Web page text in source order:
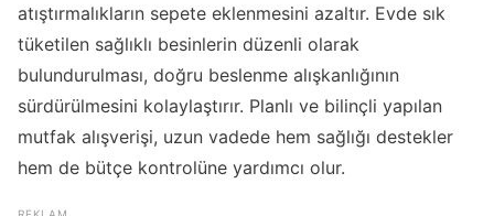
atıştırmalıkların sepete eklenmesini azaltır. Evde sık
tüketilen sağlıklı besinlerin düzenli olarak
bulundurulması, doğru beslenme alışkanlığının
sürdürülmesini kolaylaştırır. Planlı ve bilinçli yapılan
mutfak alışverişi, uzun vadede hem sağlığı destekler
hem de bütçe kontrolüne yardımcı olur.